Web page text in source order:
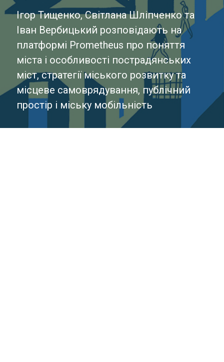
Ігор Тищенко, Світлана Шліпченко та
Іван Вербицький розповідають на
платформі Prometheus про поняття
міста і особливості пострадянських
міст, стратегії міського розвитку та
місцеве самоврядування, публічний
простір і міську мобільність